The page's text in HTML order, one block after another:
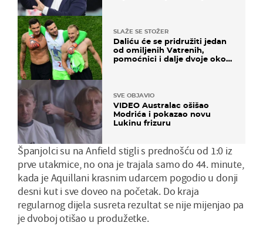
SLAŽE SE STOŽER
Daliću će se pridružiti jedan
od omiljenih Vatrenih,
pomoćnici i dalje dvoje oko
SVE OBJAVIO
VIDEO Australac ošišao
Modrića i pokazao novu
Lukinu frizuru
Španjolci su na Anfield stigli s prednošću od 1:0 iz
prve utakmice, no ona je trajala samo do 44. minute,
kada je Aquillani krasnim udarcem pogodio u donji
desni kut i sve doveo na početak. Do kraja
regularnog dijela susreta rezultat se nije mijenjao pa
je dvoboj otišao u produžetke.